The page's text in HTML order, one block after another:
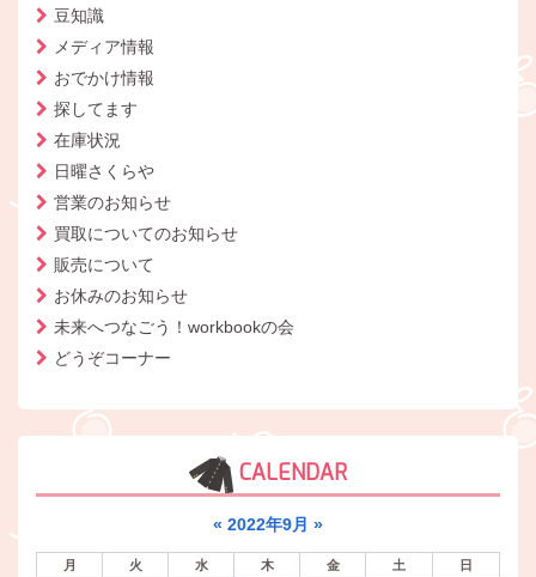
豆知識
メディア情報
おでかけ情報
探してます
在庫状況
日曜さくらや
営業のお知らせ
買取についてのお知らせ
販売について
お休みのお知らせ
未来へつなごう！workbookの会
どうぞコーナー
CALENDAR
« 2022年9月 »
月 火 水 木 金 土
日